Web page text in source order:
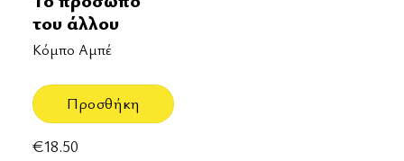
του άλλου
Κόμπο Αμπέ
Προσθήκη
€18.50